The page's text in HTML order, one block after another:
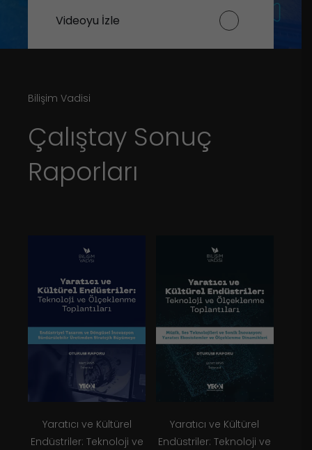
Videoyu İzle
Bilişim Vadisi
Çalıştay Sonuç
Raporları
Yaratıcı ve Kültürel
Endüstriler: Teknoloji ve
Yaratıcı ve Kültürel
Endüstriler: Teknoloji ve